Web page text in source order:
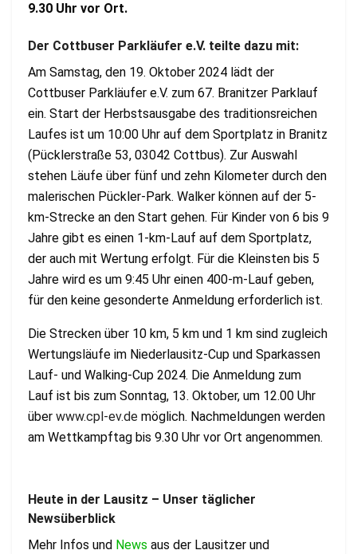
9.30 Uhr vor Ort.
Der Cottbuser Parkläufer e.V. teilte dazu mit:
Am Samstag, den 19. Oktober 2024 lädt der
Cottbuser Parkläufer e.V. zum 67. Branitzer Parklauf
ein. Start der Herbstsausgabe des traditionsreichen
Laufes ist um 10:00 Uhr auf dem Sportplatz in Branitz
(Pücklerstraße 53, 03042 Cottbus). Zur Auswahl
stehen Läufe über fünf und zehn Kilometer durch den
malerischen Pückler-Park. Walker können auf der 5-
km-Strecke an den Start gehen. Für Kinder von 6 bis 9
Jahre gibt es einen 1-km-Lauf auf dem Sportplatz,
der auch mit Wertung erfolgt. Für die Kleinsten bis 5
Jahre wird es um 9:45 Uhr einen 400-m-Lauf geben,
für den keine gesonderte Anmeldung erforderlich ist.
Die Strecken über 10 km, 5 km und 1 km sind zugleich
Wertungsläufe im Niederlausitz-Cup und Sparkassen
Lauf- und Walking-Cup 2024. Die Anmeldung zum
Lauf ist bis zum Sonntag, 13. Oktober, um 12.00 Uhr
über www.cpl-ev.de möglich. Nachmeldungen werden
am Wettkampftag bis 9.30 Uhr vor Ort angenommen.
Heute in der Lausitz – Unser täglicher
Newsüberblick
Mehr Infos und News aus der Lausitzer und